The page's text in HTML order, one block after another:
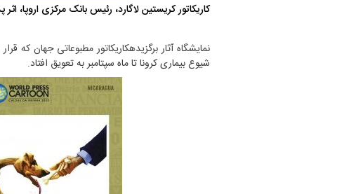
کاریکاتور کریستین لاگارد، رئيس بانک مرکزی اروپا،
نمایشگاه آثار برگزیدهکاریکاتور مطبوعاتی جهان که
شیوع بیماری کرونا تا ماه سپتامبر به تعویق افتاد.